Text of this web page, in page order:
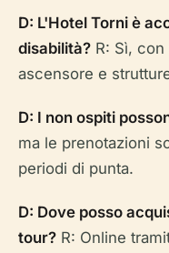
D: L'Hotel Torni è
disabilità? R: Sì,
ascensore e
D: I non ospiti
ma le prenotazioni
periodi di punta.
D: Dove posso
tour? R: Online